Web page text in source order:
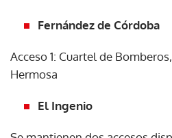
Fernández de Córdoba
Acceso 1: Cuartel de
Hermosa
El Ingenio